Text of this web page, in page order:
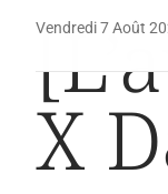
Vendredi 7 Août
X